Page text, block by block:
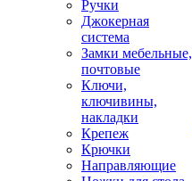
Ручки
Джокерная
система
Замки мебельные,
почтовые
Ключи,
ключивины,
накладки
Крепеж
Крючки
Направляющие